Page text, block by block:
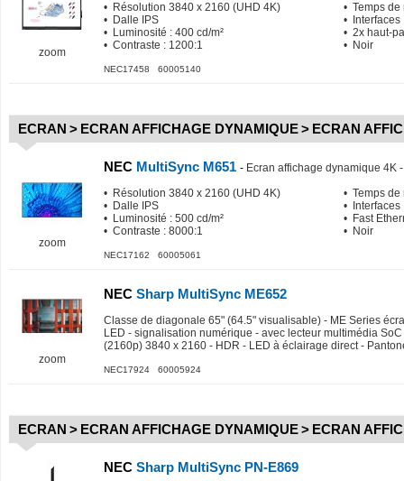
zoom
• Résolution 3840 x 2160 (UHD 4K)
• Dalle IPS
• Luminosité : 400 cd/m²
• Contraste : 1200:1
• Temps de
• Interfaces
• 2x haut-
• Noir
NEC17458 60005140
ECRAN > ECRAN AFFICHAGE DYNAMIQUE> ECRAN
zoom
NEC MultiSync M651 - Ecran affichage dynamique 4K
• Résolution 3840 x 2160 (UHD 4K)
• Dalle IPS
• Luminosité : 500 cd/m²
• Contraste : 8000:1
• Temps de
• Interfaces
• Fast
• Noir
NEC17162 60005061
zoom
NEC Sharp MultiSync ME652
Classe de diagonale 65" (64.5" visualisable) - ME Series
LED - signalisation numérique - avec lecteur multimédia
(2160p) 3840 x 2160 - HDR - LED à éclairage direct -
NEC17924 60005924
ECRAN > ECRAN AFFICHAGE DYNAMIQUE> ECRAN
NEC Sharp MultiSync PN-E869